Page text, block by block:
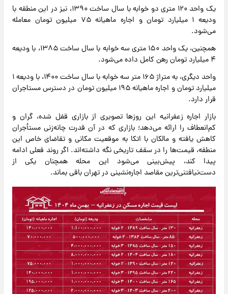
یک واحد ۱۲۰ متری دو خوابه با سال ساخت ۱۳۹۰، نیز در این منطقه با
ودیعه ۱ میلیارد تومان و اجاره ماهیانه ۷۵ میلیون تومان معامله
می‌شود.
همچنین، یک واحد ۱۵۰ متری سه خوابه با سال ساخت ۱۳۸۵، با ودیعه
۴ میلیارد تومان رهن کامل داده می‌شود.
واحد دیگری، به متراژ ۱۶۵ متر سه خوابه با سال ساخت ۱۴۰۰، با ودیعه ۱
میلیارد تومان و اجاره ماهیانه ۱۹۵ میلیون تومان در دسترس مستاجران
قرار دارد.
بازار اجاره زعفرانیه این روزها تصویری از بازاری قفل‌ شده، گران و
کم‌انعطاف را ارائه می‌دهد؛ بازاری که در آن قدرت چانه‌زنی مستأجران
کاهش یافته و مالکان با اتکا به موقعیت مکانی و تقاضای خاص این
منطقه، قیمت‌ها را در سقف تاریخی نگه داشته‌اند. اگر روند فعلی ادامه
پیدا کند، پیش‌بینی می‌شود این محله همچنان یکی از
دست‌نیافتنی‌ترین مقاصد اجاره‌نشینی در تهران باقی بماند.